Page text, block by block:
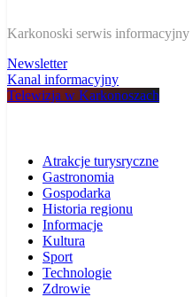
W Karkonoszach
Karkonoski serwis informacyjny
Newsletter
Kanal informacyjny
Telewizja w Karkonoszach
Atrakcje turysryczne
Gastronomia
Gospodarka
Historia regionu
Informacje
Kultura
Sport
Technologie
Zdrowie